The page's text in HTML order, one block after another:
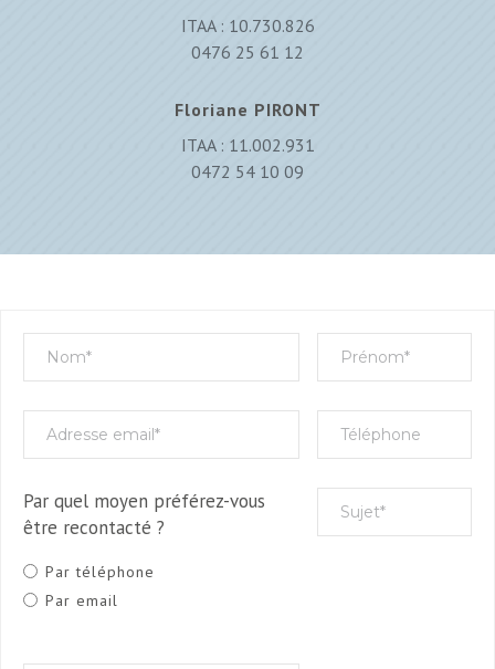
Par quel moyen préférez-vous
être recontacté ?
Par téléphone
Par email
ITAA : 10.730.826
0476 25 61 12
Floriane PIRONT
ITAA : 11.002.931
0472 54 10 09